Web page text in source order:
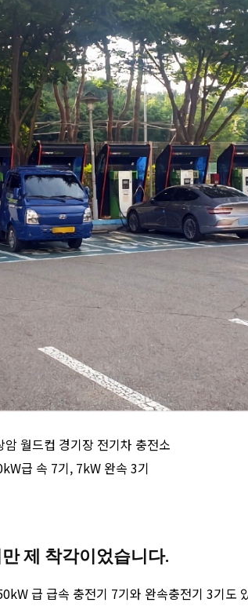
암 월드컵 경기장 전기차 충전소
급 속 7기, 7kW 완속 3기
제 착각이었습니다.
급 급속 충전기 7기와 완속충전기 3기도